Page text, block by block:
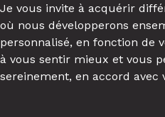
Je vous invite à acquérir
où nous développerons
personnalisé, en fonction de
à vous sentir mieux et vous
sereinement, en accord avec